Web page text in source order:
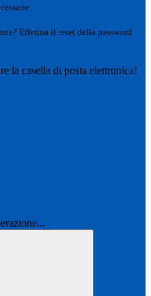
Effettua il reset della password
la casella di posta elettronica!